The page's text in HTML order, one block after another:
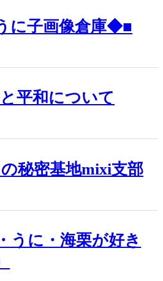
に子画像倉庫◆■
平和について
秘密基地mixi支部
うに・海栗が好き